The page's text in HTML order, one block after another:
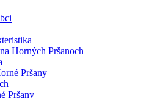
Horných Pršanoch
Pršany
Pršany